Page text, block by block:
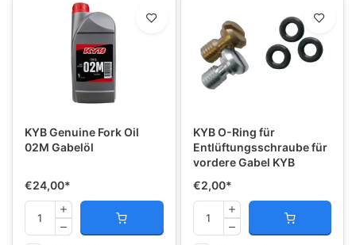
KYB Genuine Fork Oil
02M Gabelöl
€24,00*
KYB O-Ring für
Entlüftungsschraube für
vordere Gabel KYB
€2,00*